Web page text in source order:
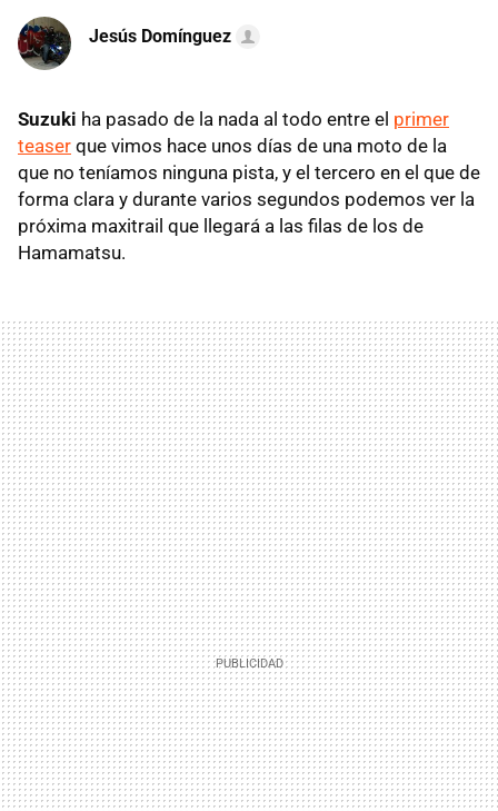
Jesús Domínguez
Suzuki ha pasado de la nada al todo entre el primer
teaser que vimos hace unos días de una moto de la
que no teníamos ninguna pista, y el tercero en el que de
forma clara y durante varios segundos podemos ver la
próxima maxitrail que llegará a las filas de los de
Hamamatsu.